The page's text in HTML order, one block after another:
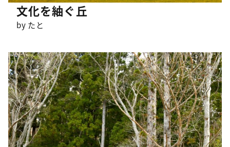
文化を紬ぐ丘
by たと